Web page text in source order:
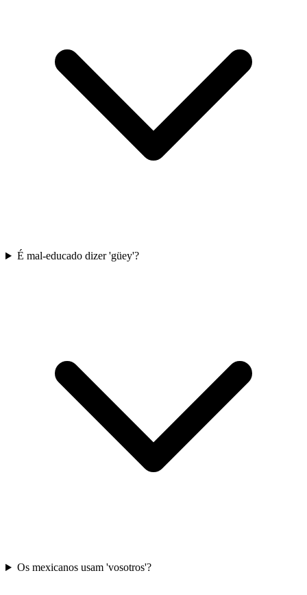
É mal-educado dizer 'güey'?
Os mexicanos usam 'vosotros'?